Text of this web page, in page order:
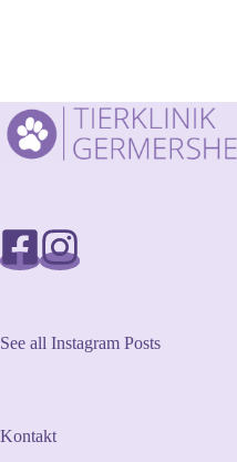
See all Instagram Posts
Kontakt